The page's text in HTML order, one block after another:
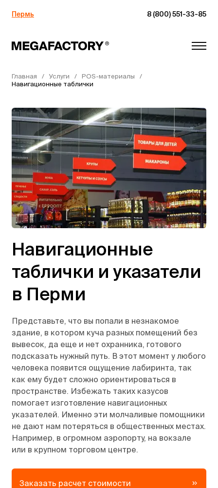
Пермь 8 (800) 551-33-85
Главная Услуги
POS-материалы
Навигационные таблички
Навигационные
таблички и указатели
в Перми
Представьте, что вы попали в незнакомое
здание, в котором куча разных помещений без
вывесок, да еще и нет охранника, готового
подсказать нужный путь. В этот момент у любого
человека появится ощущение лабиринта, так
как ему будет сложно ориентироваться в
пространстве. Избежать таких казусов
помогает изготовление навигационных
указателей. Именно эти молчаливые помощники
не дают нам потеряться в общественных местах.
Например, в огромном аэропорту, на вокзале
или в крупном торговом центре.
Заказать расчет стоимости